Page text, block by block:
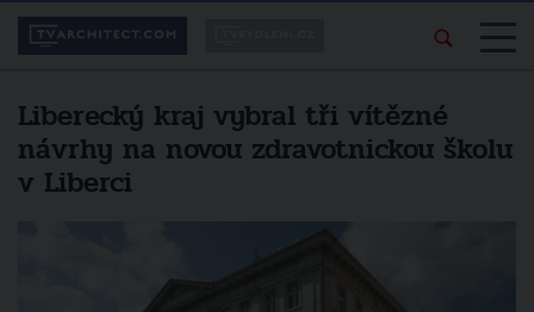
Liberecký kraj vybral tři vítězné
návrhy na novou zdravotnickou školu
v Liberci